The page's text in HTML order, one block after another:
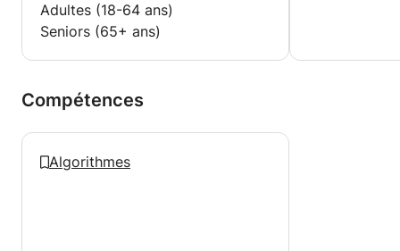
Adultes (18-64 ans)
Seniors (65+ ans)
Compétences
Algorithmes